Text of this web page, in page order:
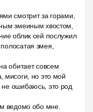
смотрит за горами,
змеиным хвостом,
облик сей послужил
змея,
обитает совсем
мисоги, но это мой
ошибаюсь, это род
ведомо обо мне.